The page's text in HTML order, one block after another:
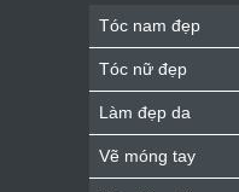
Tóc nam đẹp
Tóc nữ đẹp
Làm đẹp da
Vẽ móng tay